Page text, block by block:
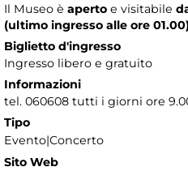
Il Museo è aperto e visitabile
(ultimo ingresso alle ore 01.00)
Biglietto d'ingresso
Ingresso libero e gratuito
Informazioni
tel. 060608 tutti i giorni ore
Tipo
Evento|Concerto
Sito Web